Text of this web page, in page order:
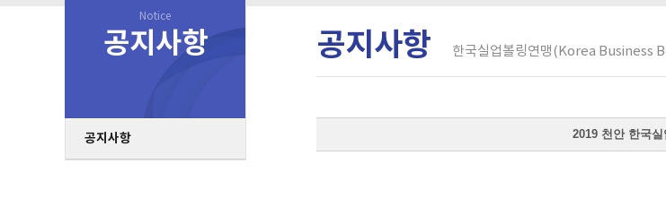
Notice
공지사항
공지사항
공지사항 한국실업볼링연맹(Korea Business
2019 천안 한국